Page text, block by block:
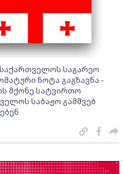
საგარეო
ნოტა გაგზავნა -
მქონე სატვირთო
საბაჟო გამშვებ